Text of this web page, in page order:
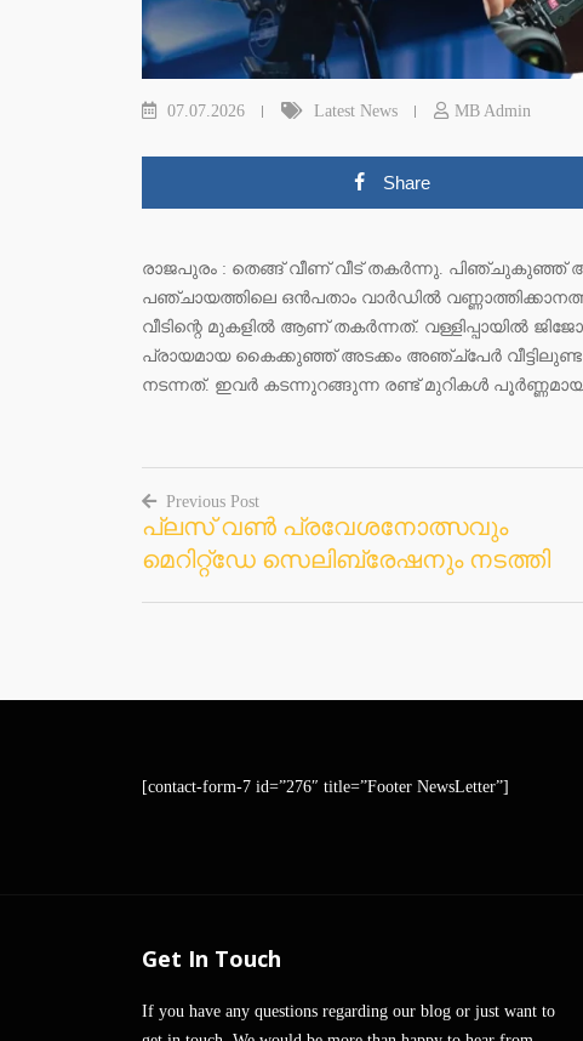
07.07.2026 Latest News MB Admin
Share
രാജപുരം : തെങ്ങ് വീണ് വീട് തകർന്നു. പിഞ്ചുകുഞ്ഞ്
പഞ്ചായത്തിലെ ഒൻപതാം വാർഡിൽ
വീടിന്റെ മുകളിൽ ആണ് തകർന്നത്. വള്ളിപ്പായിൽ
പ്രായമായ കൈക്കുഞ്ഞ് അടക്കം അഞ്ച്‌പേർ
നടന്നത്. ഇവർ കടന്നുറങ്ങുന്ന രണ്ട് മുറികൾ
Post
navigation
Previous Post
പ്ലസ് വൺ പ്രവേശനോത്സവും
മെറിറ്റ്ഡേ സെലിബ്രേഷനും നടത്തി
[contact-form-7 id=”276″ title=”Footer NewsLetter”]
Get In Touch
If you have any questions regarding our blog or just want to